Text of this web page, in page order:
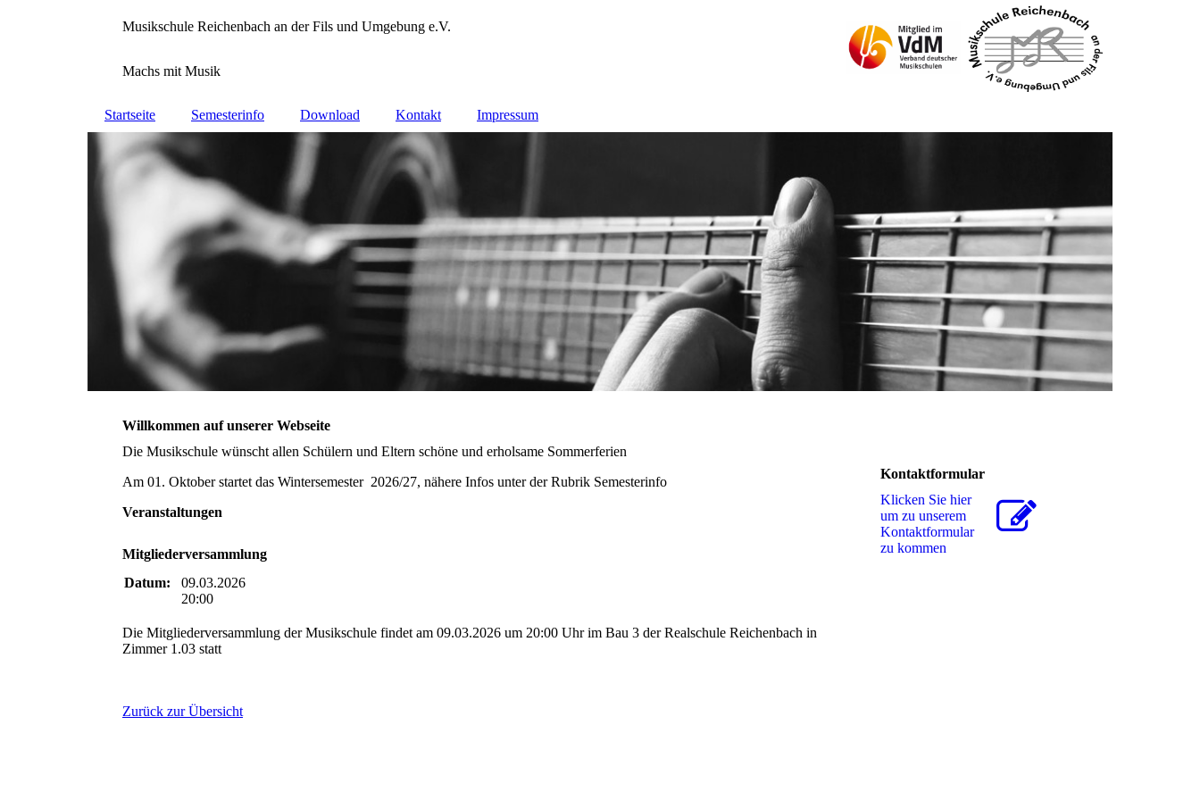
Musikschule Reichenbach an der Fils und Umgebung e.V.
Machs mit Musik
Startseite Semesterinfo Download Kontakt Impressum
Willkommen auf unserer Webseite
Die Musikschule wünscht allen Schülern und Eltern schöne und erholsame Sommerferien
Am 01. Oktober startet das Wintersemester 2026/27, nähere Infos unter der Rubrik Semesterinfo
Veranstaltungen
Mitgliederversammlung
Datum:
09.03.2026
20:00
Die Mitgliederversammlung der Musikschule findet am 09.03.2026 um 20:00 Uhr im Bau 3 der Realschule Reichenbach in
Zimmer 1.03 statt
Zurück zur Übersicht
Kontaktformular
Klicken Sie hier
um zu unserem
Kon­takt­for­mu­lar
zu kommen